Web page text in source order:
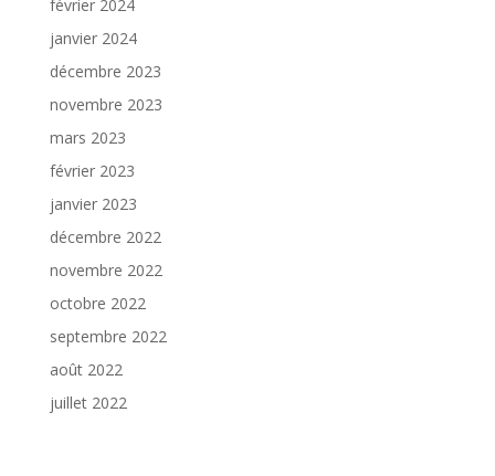
février 2024
janvier 2024
décembre 2023
novembre 2023
mars 2023
février 2023
janvier 2023
décembre 2022
novembre 2022
octobre 2022
septembre 2022
août 2022
juillet 2022